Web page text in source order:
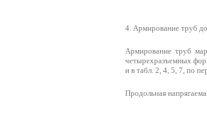
4. Армирование труб
Армирование труб
четырехразъемных
и в табл. 2, 4, 5, 7, по
Продольная